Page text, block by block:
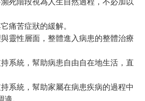
瀕死階段視為人生自然過程，不必加以
痛苦症狀的緩解。
與靈性層面，整體進入病患的整體治療
持系統，幫助病患自由自在地生活，直
持系統，幫助家屬在病患疾病的過程中